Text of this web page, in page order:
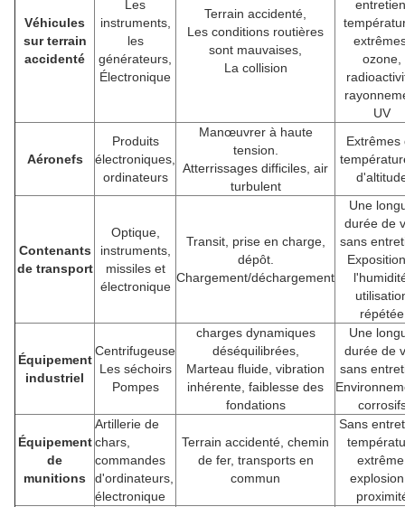
Véhicules
sur terrain
accidenté
Les
instruments,
les
générateurs,
Électronique
Terrain accidenté,
Les conditions routières
sont mauvaises,
La collision
ozone,
UV
Aéronefs
Produits
électroniques,
ordinateurs
Manœuvrer à haute
tension.
Atterrissages difficiles, air
turbulent
Extrêmes
Contenants
de transport
Optique,
instruments,
missiles et
électronique
Transit, prise en charge,
dépôt.
Chargement/déchargement
Une
durée de
sans
répétée
Équipement
industriel
Centrifugeuse
Les séchoirs
Pompes
charges dynamiques
déséquilibrées,
Marteau fluide, vibration
inhérente, faiblesse des
fondations
Une
durée de
sans
Équipement
de
munitions
Artillerie de
chars,
commandes
d'ordinateurs,
électronique
Terrain accidenté, chemin
de fer, transports en
commun
Sans